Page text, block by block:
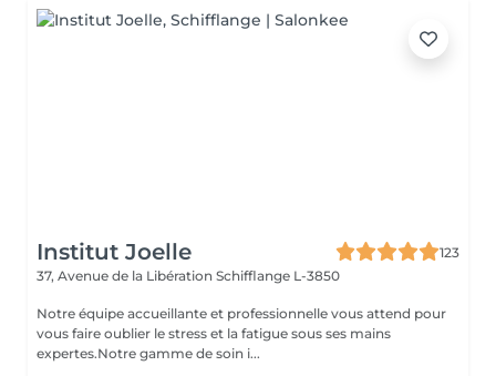
Institut Joelle
123
37, Avenue de la Libération Schifflange L-3850
Notre équipe accueillante et professionnelle vous attend pour
vous faire oublier le stress et la fatigue sous ses mains
expertes.Notre gamme de soin i...